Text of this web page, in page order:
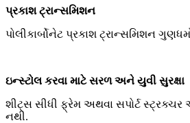
પ્રકાશ ટ્રાન્સમિશન
પોલીકાર્બોનેટ પ્રકાશ ટ્રાન્સમિશન
ઇન્સ્ટોલ કરવા માટે સરળ અને યુવી સુરક્ષા
શીટ્સ સીધી ફ્રેમ અથવા સપોર્ટ સ્ટ્રક્ચર
નથી.